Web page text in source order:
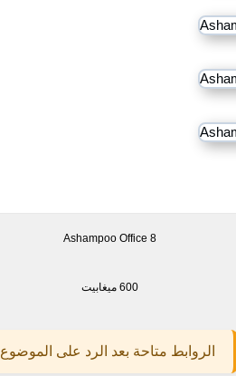
Ashampoo Office 8
600 ميغابيت
الروابط متاحة بعد الرد على الموضوع